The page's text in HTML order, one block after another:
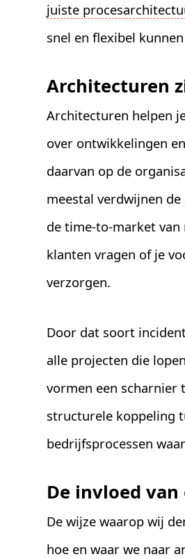
juiste
snel en flexibel
Architecturen
Architecturen helpen
over ontwikkelingen
daarvan op de
meestal verdwijnen
de time-to-market van
klanten vragen of je
verzorgen.
Door dat soort
alle projecten die
vormen een scharnier
structurele koppeling
bedrijfsprocessen
De invloed
De wijze waarop wij
hoe en waar we naar